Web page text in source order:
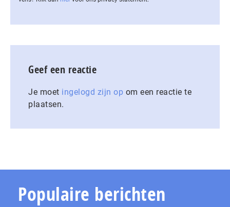
Geef een reactie
Je moet ingelogd zijn op om een reactie te
plaatsen.
Populaire berichten